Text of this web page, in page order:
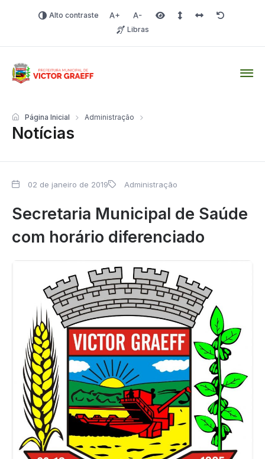
Alto contraste Aumentar fonte
Diminuir fonteÁrea selecionada
Espaçamento de linha
Espaço dos
Redefinir
Libras
Notícias
Página Inicial Administração
02 de janeiro de 2019 Administração
Secretaria Municipal de Saúde
com horário diferenciado